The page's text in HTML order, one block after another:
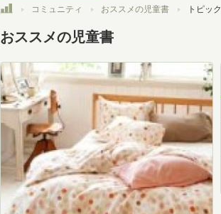
トップコミュニティ おススメの児童書 トピック
おススメの児童書